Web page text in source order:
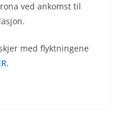
ved ankomst til
med flyktningene
.